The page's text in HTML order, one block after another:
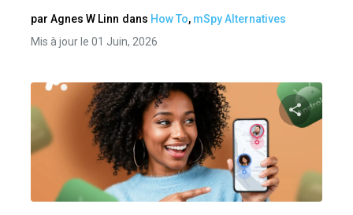
par Agnes W Linn dans How To, mSpy Alternatives
Mis à jour le 01 Juin, 2026